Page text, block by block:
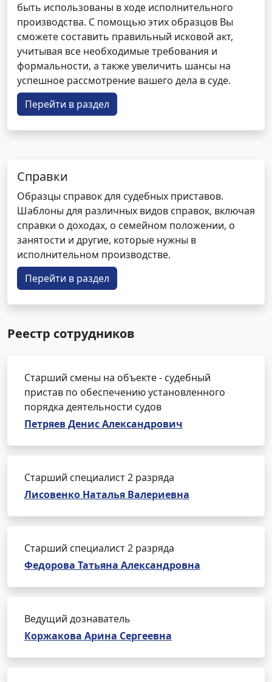
быть использованы в ходе исполнительного
производства. С помощью этих образцов Вы
сможете составить правильный исковой акт,
учитывая все необходимые требования и
формальности, а также увеличить шансы на
успешное рассмотрение вашего дела в суде.
Перейти в раздел
Справки
Образцы справок для судебных приставов.
Шаблоны для различных видов справок, включая
справки о доходах, о семейном положении, о
занятости и другие, которые нужны в
исполнительном производстве.
Перейти в раздел
Реестр сотрудников
Старший смены на объекте - судебный
пристав по обеспечению установленного
порядка деятельности судов
Петряев Денис Александрович
Старший специалист 2 разряда
Лисовенко Наталья Валериевна
Старший специалист 2 разряда
Федорова Татьяна Александровна
Ведущий дознаватель
Коржакова Арина Сергеевна